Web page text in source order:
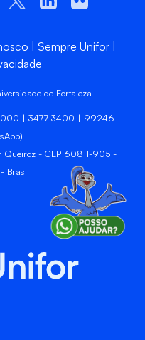
Sempre Unifor
de Fortaleza
3000 | 3477-3400 | 99246-
Queiroz - CEP 60811-905 -
Brasil